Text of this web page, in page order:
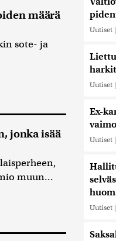
määrä
sote- ja
jonka isää
muun...
Uutiset |
Uutiset |
Ex-
Uutiset |
Uutiset |